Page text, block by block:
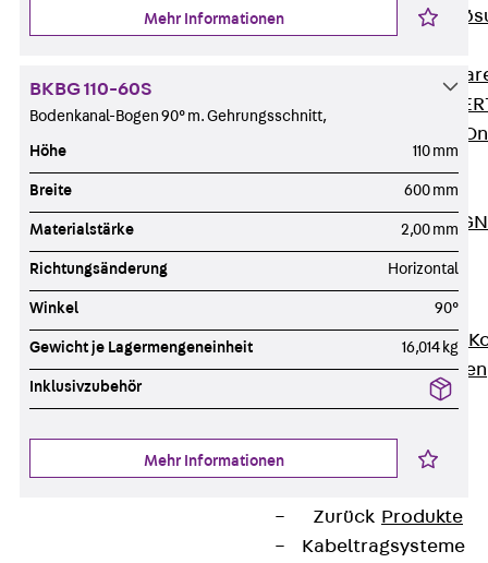
Digitale
JORDAHL®
JORDAHL® JVB
ISODESIGN
FERBOX®-
CAD und BIM
Services
Beratung, Planung,
Individuelle Lösungen
Zurück
Ausbau
Zurück Produkte
Kabeltragsysteme
Mehr Informationen
BKBG 110-60S
Bodenkanal-Bogen 90° m. Gehrungsschnitt,
Höhe 110 mm
Breite 600 mm
Materialstärke 2,00 mm
Richtungsänderung Horizontal
Winkel 90°
Gewicht je Lagermengeneinheit 16,014 kg
Inklusivzubehör
Mehr Informationen